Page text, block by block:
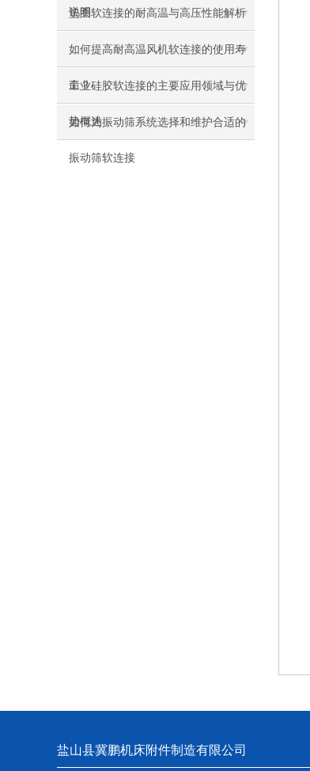
说明
垫圈软连接的耐高温与高压性能解析
如何提高耐高温风机软连接的使用寿
命？
工业硅胶软连接的主要应用领域与优
势概述
如何为振动筛系统选择和维护合适的
振动筛软连接
盐山县冀鹏机床附件制造有限公司